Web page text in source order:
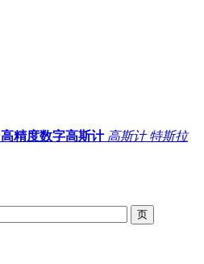
高精度数字高斯计 高斯计 特斯拉